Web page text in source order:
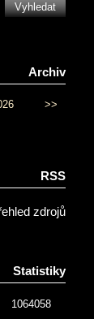
Archiv
>>
RSS
zdrojů
Statistiky
1064058